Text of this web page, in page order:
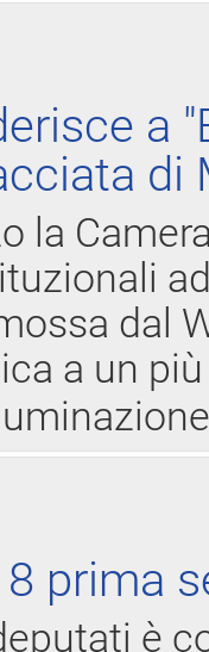
a
di
la
dal
a un
prima
è